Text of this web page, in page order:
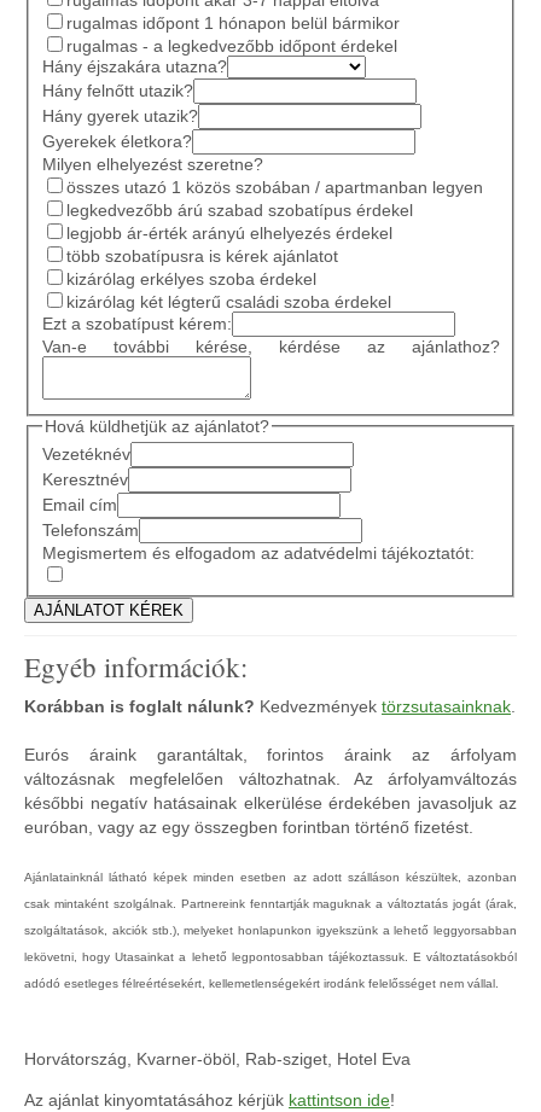
rugalmas időpont 1 hónapon belül bármikor
rugalmas - a legkedvezőbb időpont érdekel
Hány éjszakára utazna?
Hány felnőtt utazik?
Hány gyerek utazik?
Gyerekek életkora?
Milyen elhelyezést szeretne?
összes utazó 1 közös szobában / apartmanban legyen
legkedvezőbb árú szabad szobatípus érdekel
legjobb ár-érték arányú elhelyezés érdekel
több szobatípusra is kérek ajánlatot
kizárólag erkélyes szoba érdekel
kizárólag két légterű családi szoba érdekel
Ezt a szobatípust kérem:
Van-e további kérése, kérdése az ajánlathoz?
Hová küldhetjük az ajánlatot?
Vezetéknév
Keresztnév
Email cím
Telefonszám
Megismertem és elfogadom az adatvédelmi tájékoztatót:
Egyéb információk:
Korábban is foglalt nálunk? Kedvezmények törzsutasainknak.
Eurós áraink garantáltak, forintos áraink az árfolyam
változásnak megfelelően változhatnak. Az árfolyamváltozás
későbbi negatív hatásainak elkerülése érdekében javasoljuk az
euróban, vagy az egy összegben forintban történő fizetést.
Ajánlatainknál látható képek minden esetben az adott szálláson készültek, azonban
csak mintaként szolgálnak. Partnereink fenntartják maguknak a változtatás jogát (árak,
szolgáltatások, akciók stb.), melyeket honlapunkon igyekszünk a lehető leggyorsabban
lekövetni, hogy Utasainkat a lehető legpontosabban tájékoztassuk. E változtatásokból
adódó esetleges félreértésekért, kellemetlenségekért irodánk felelősséget nem vállal.
Horvátország, Kvarner-öböl, Rab-sziget, Hotel Eva
Az ajánlat kinyomtatásához kérjük kattintson ide!